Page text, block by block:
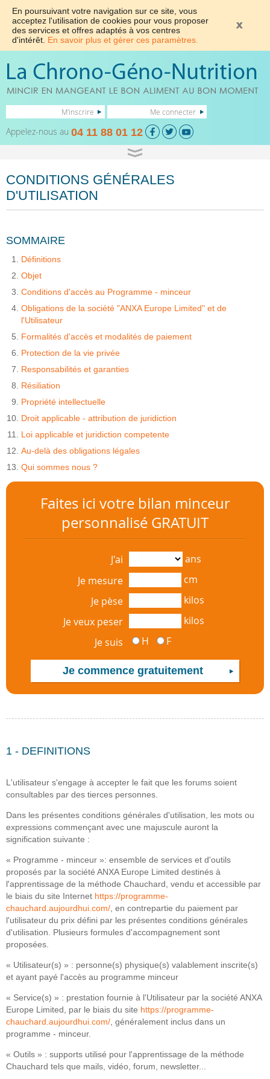
En poursuivant votre navigation sur ce site, vous
acceptez l'utilisation de cookies pour vous proposer
des services et offres adaptés à vos centres
d'intérêt. En savoir plus et gérer ces paramètres.
M'inscrire Me connecter
Appelez-nous au 04 11 88 01 12
CONDITIONS GÉNÉRALES
D'UTILISATION
SOMMAIRE
Définitions
Objet
Conditions d'accès au Programme - minceur
Obligations de la société "ANXA Europe Limited" et de
l'Utilisateur
Formalités d'accès et modalités de paiement
Protection de la vie privée
Responsabilités et garanties
Résiliation
Propriété intellectuelle
Droit applicable - attribution de juridiction
Loi applicable et juridiction competente
Au-delà des obligations légales
Qui sommes nous ?
Faites ici votre bilan minceur
personnalisé GRATUIT
J'ai
ans
Je mesure
cm
Je pèse
kilos
Je veux peser
kilos
Je suis
H F
1 - DEFINITIONS
L'utilisateur s'engage à accepter le fait que les forums soient
consultables par des tierces personnes.
Dans les présentes conditions générales d'utilisation, les mots ou
expressions commençant avec une majuscule auront la
signification suivante :
« Programme - minceur »: ensemble de services et d'outils
proposés par la société ANXA Europe Limited destinés à
l'apprentissage de la méthode Chauchard, vendu et accessible par
le biais du site Internet https://programme-
chauchard.aujourdhui.com/ , en contrepartie du paiement par
l'utilisateur du prix défini par les présentes conditions générales
d'utilisation. Plusieurs formules d'accompagnement sont
proposées.
« Utilisateur(s) » : personne(s) physique(s) valablement inscrite(s)
et ayant payé l'accès au programme minceur
« Service(s) » : prestation fournie à l'Utilisateur par la société ANXA
Europe Limited, par le biais du site https://programme-
chauchard.aujourdhui.com/ , généralement inclus dans un
programme - minceur.
« Outils » : supports utilisé pour l'apprentissage de la méthode
Chauchard tels que mails, vidéo, forum, newsletter...